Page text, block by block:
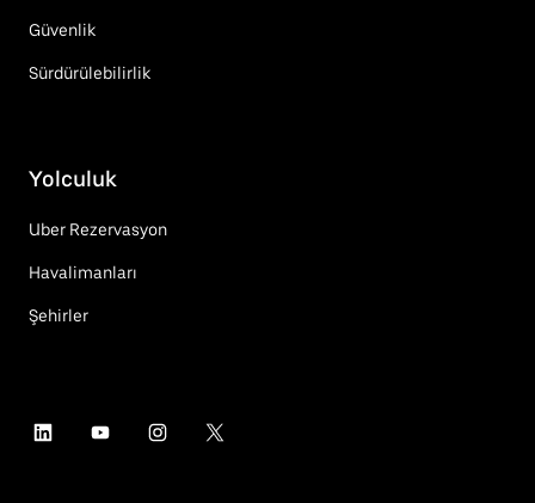
Güvenlik
Sürdürülebilirlik
Yolculuk
Uber Rezervasyon
Havalimanları
Şehirler